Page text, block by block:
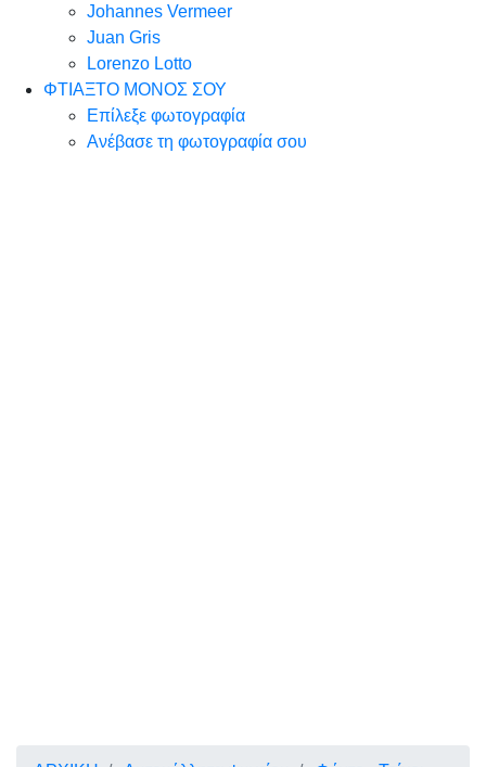
Johannes Vermeer
Juan Gris
Lorenzo Lotto
ΦΤΙΑΞΤΟ ΜΟΝΟΣ ΣΟΥ
Επίλεξε φωτογραφία
Ανέβασε τη φωτογραφία σου